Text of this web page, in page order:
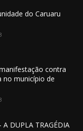
do Caruaru
contra
no município de
DUPLA TRAGÉDIA